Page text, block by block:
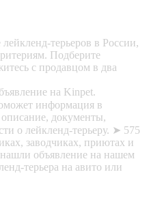
терьеров в России,
Подберите
с продавцом в два
на Kinpet.
информация в
документы,
о лейкленд-терьеру. ➤ 575
заводчиках, приютах и
объявление на нашем
терьера на авито или